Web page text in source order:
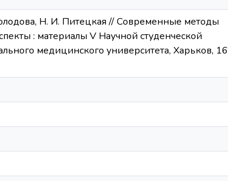
Н. И. Питецкая // Современные методы
: материалы V Научной студенческой
медицинского университета, Харьков, 16